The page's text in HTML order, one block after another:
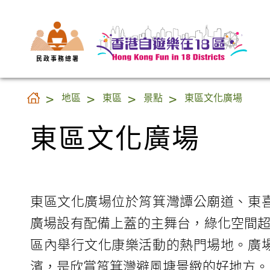
民 政 事 務 總 署
東區文化廣場
地區 東區 景點 東區文化廣場
東區文化廣場
東區文化廣場位於筲箕灣譚公廟道、東
廣場設有配備上蓋的主舞台，綠化空間
區內舉行文化康樂活動的熱門場地。廣
濱，是欣賞筲箕灣避風塘景緻的好地方。